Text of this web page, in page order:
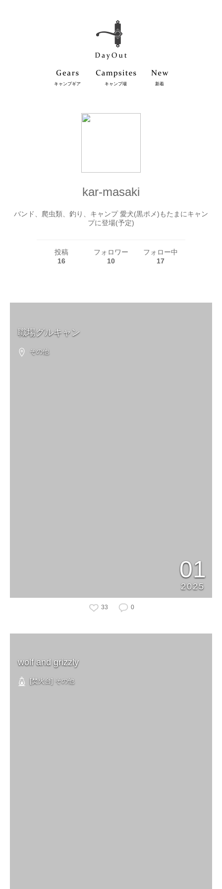
キャンプギア キャンプ場 新着
kar-masaki
バンド、爬虫類、釣り、キャンプ 愛犬(黒ポメ)もたまにキャン
プに登場(予定)
投稿
16
フォロワー
10
フォロー中
17
職場グルキャン
その他
01
2025
33 0
wolf and grizzly
[焚火台] その他